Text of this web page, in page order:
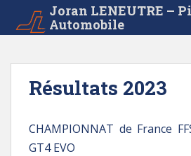
i
Joran LENEUTRE –
Automobile
Résultats 2023
CHAMPIONNAT de France
GT4 EVO